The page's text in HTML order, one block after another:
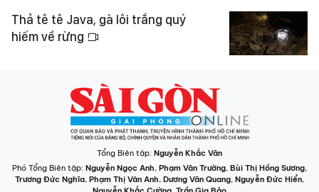
Thả tê tê Java, gà lôi trắng quý
hiếm về rừng
Tổng Biên tập: Nguyễn Khắc Văn
Phó Tổng Biên tập: Nguyễn Ngọc Anh, Phạm Văn Trường, Bùi Thị Hồng Sương,
Trương Đức Nghĩa, Phạm Thị Vân Anh, Dương Văn Quang, Nguyễn Đức Hiển,